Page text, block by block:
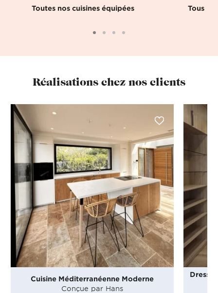
Toutes nos cuisines équipées Tous
Réalisations chez nos clients
Cuisine Méditerranéenne Moderne
Conçue par Hans